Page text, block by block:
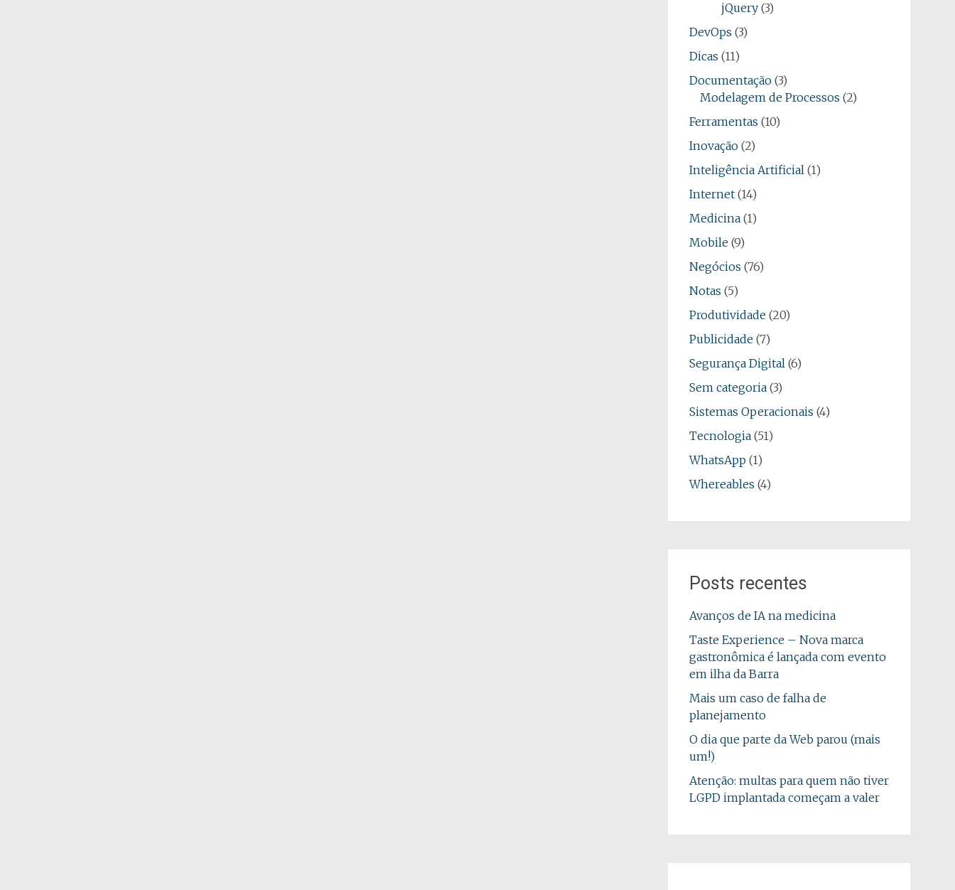
jQuery(3)
DevOps (3)
Dicas (11)
Documentação(3)
Modelagem de Processos (2)
Ferramentas (10)
Inovação(2)
Inteligência Artificial(1)
Internet(14)
Medicina(1)
Mobile (9)
Negócios (76)
Notas (5)
Produtividade (20)
Publicidade (7)
Segurança Digital(6)
Sem categoria(3)
Sistemas Operacionais (4)
Tecnologia(51)
WhatsApp (1)
Whereables (4)
Posts recentes
Avanços de IA na medicina
Taste Experience – Nova marca
gastronômica é lançada com evento
em ilha da Barra
Mais um caso de falha de
planejamento
O dia que parte da Web parou (mais
um!)
Atenção: multas para quem não tiver
LGPD implantada começam a valer